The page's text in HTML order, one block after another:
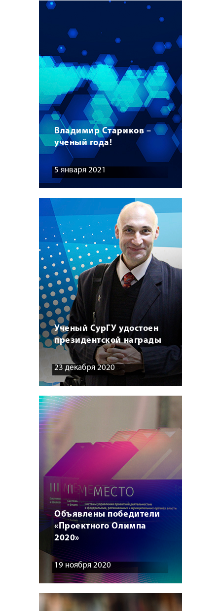
Владимир Стариков –
ученый года!
5 января 2021
Ученый СурГУ удостоен
президентской награды
23 декабря 2020
Объявлены победители
«Проектного Олимпа
2020»
19 ноября 2020